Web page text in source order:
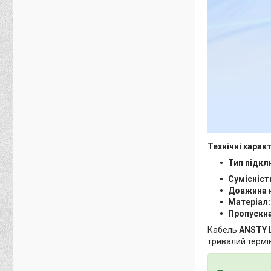
Технічні
Тип
Довжина
Матеріал:
Кабель ANSTY
тривалий